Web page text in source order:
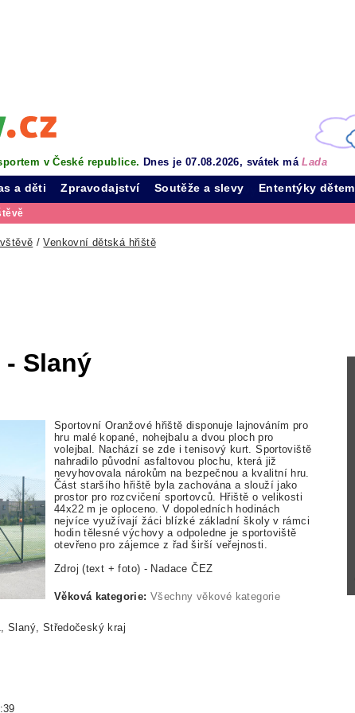
v České republice. Dnes je 07.08.2026, svátek máLada
a děti Zpravodajství Soutěže a slevy Ententýky dětem
/Venkovní dětská hřiště
Slaný
Sportovní Oranžové hřiště disponuje lajnováním pro
hru malé kopané, nohejbalu a dvou ploch pro
volejbal. Nachází se zde i tenisový kurt. Sportoviště
nahradilo původní asfaltovou plochu, která již
nevyhovovala nárokům na bezpečnou a kvalitní hru.
Část staršího hřiště byla zachována a slouží jako
prostor pro rozcvičení sportovců. Hřiště o velikosti
44x22 m je oploceno. V dopoledních hodinách
nejvíce využívají žáci blízké základní školy v rámci
hodin tělesné výchovy a odpoledne je sportoviště
otevřeno pro zájemce z řad širší veřejnosti.
Zdroj (text + foto) - Nadace ČEZ
Věková kategorie: Všechny věkové kategorie
Slaný, Středočeský kraj